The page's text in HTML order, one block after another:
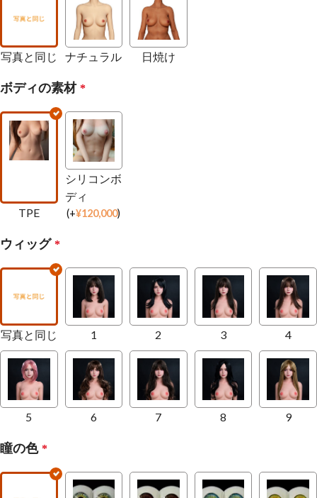
写真と同じ ナチュラル 日焼け
ボディの素材 *
TPE
シリコンボ
ディ
(+¥120,000)
ウィッグ *
写真と同じ 1 2 3 4
5 6 7 8 9
瞳の色 *